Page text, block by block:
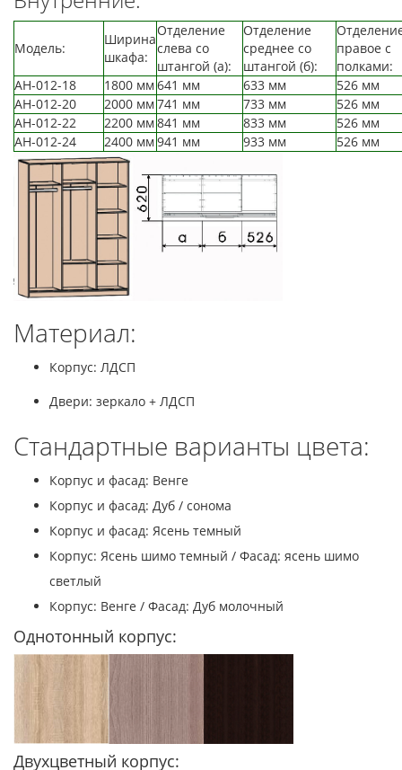
Модель:
Ширина
шкафа:
Отделение
слева со
штангой (а):
Отделение
среднее со
штангой (б):
правое с
полками:
АН-012-18
1800 мм 641 мм 633 мм
526 мм
АН-012-20
2000 мм 741 мм 733 мм
526 мм
АН-012-22
2200 мм 841 мм 833 мм
526 мм
АН-012-24
2400 мм 941 мм 933 мм 526 мм
Материал:
Корпус: ЛДСП
Двери: зеркало + ЛДСП
Стандартные варианты цвета:
Корпус и фасад: Венге
Корпус и фасад: Дуб / сонома
Корпус и фасад: Ясень темный
Корпус: Ясень шимо темный / Фасад: ясень шимо
светлый
Корпус: Венге / Фасад: Дуб молочный
Однотонный корпус:
Двухцветный корпус: